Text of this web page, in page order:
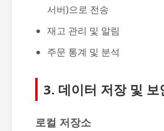
서버)으로 전송
재고 관리 및 알림
주문 통계 및 분석
3. 데이터 저장 및 보
로컬 저장소